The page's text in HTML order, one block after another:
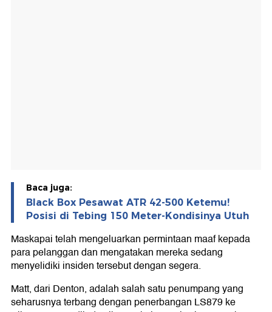
Baca juga:
Black Box Pesawat ATR 42-500 Ketemu!
Posisi di Tebing 150 Meter-Kondisinya Utuh
Maskapai telah mengeluarkan permintaan maaf kepada
para pelanggan dan mengatakan mereka sedang
menyelidiki insiden tersebut dengan segera.
Matt, dari Denton, adalah salah satu penumpang yang
seharusnya terbang dengan penerbangan LS879 ke